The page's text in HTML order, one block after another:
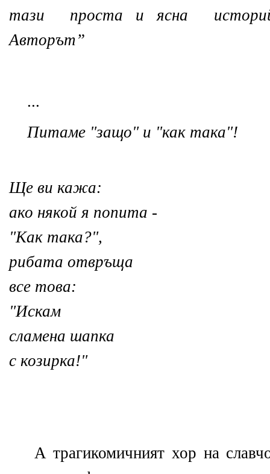
тази проста и ясна
Авторът”
...
Питаме "защо" и "как така"!
Ще ви кажа:
ако някой я попита -
"Как така?",
рибата отвръща
все това:
"Искам
сламена шапка
с козирка!"
А трагикомичният хор на